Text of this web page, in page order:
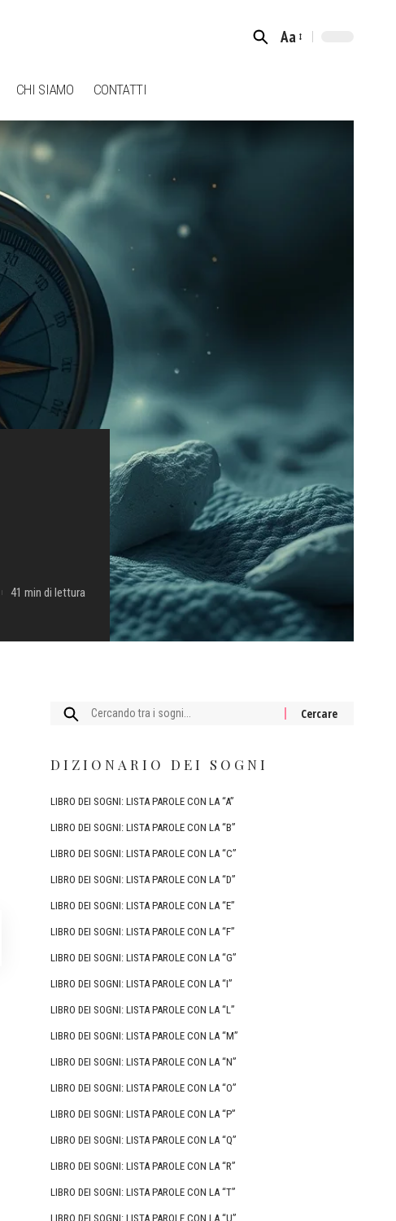
Font
Aa
CHI SIAMO CONTATTI
41 min di lettura
Cercare:
DIZIONARIO DEI SOGNI
LIBRO DEI SOGNI: LISTA PAROLE CON LA “A”
LIBRO DEI SOGNI: LISTA PAROLE CON LA “B”
LIBRO DEI SOGNI: LISTA PAROLE CON LA “C”
LIBRO DEI SOGNI: LISTA PAROLE CON LA “D”
LIBRO DEI SOGNI: LISTA PAROLE CON LA “E”
LIBRO DEI SOGNI: LISTA PAROLE CON LA “F”
LIBRO DEI SOGNI: LISTA PAROLE CON LA “G”
LIBRO DEI SOGNI: LISTA PAROLE CON LA “I”
LIBRO DEI SOGNI: LISTA PAROLE CON LA “L”
LIBRO DEI SOGNI: LISTA PAROLE CON LA “M”
LIBRO DEI SOGNI: LISTA PAROLE CON LA “N”
LIBRO DEI SOGNI: LISTA PAROLE CON LA “O”
LIBRO DEI SOGNI: LISTA PAROLE CON LA “P”
LIBRO DEI SOGNI: LISTA PAROLE CON LA “Q”
LIBRO DEI SOGNI: LISTA PAROLE CON LA “R”
LIBRO DEI SOGNI: LISTA PAROLE CON LA “T”
LIBRO DEI SOGNI: LISTA PAROLE CON LA “U”